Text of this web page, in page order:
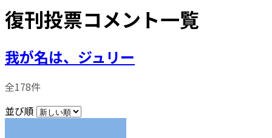
復刊投票コメント一覧
我が名は、ジュリー
全178件
並び順